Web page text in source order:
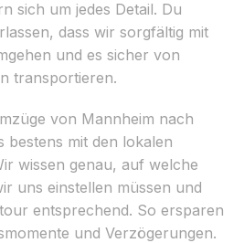
sich um jedes Detail. Du
dass wir sorgfältig mit
und es sicher von
transportieren.
von Mannheim nach
bestens mit den lokalen
wissen genau, auf welche
uns einstellen müssen und
entsprechend. So ersparen
und Verzögerungen.